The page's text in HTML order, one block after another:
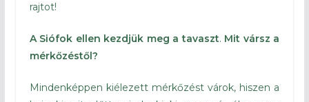
rajtot!
A Siófok ellen kezdjük meg a tavaszt. Mit vársz a
mérkőzéstől?
Mindenképpen kiélezett mérkőzést várok, hiszen a